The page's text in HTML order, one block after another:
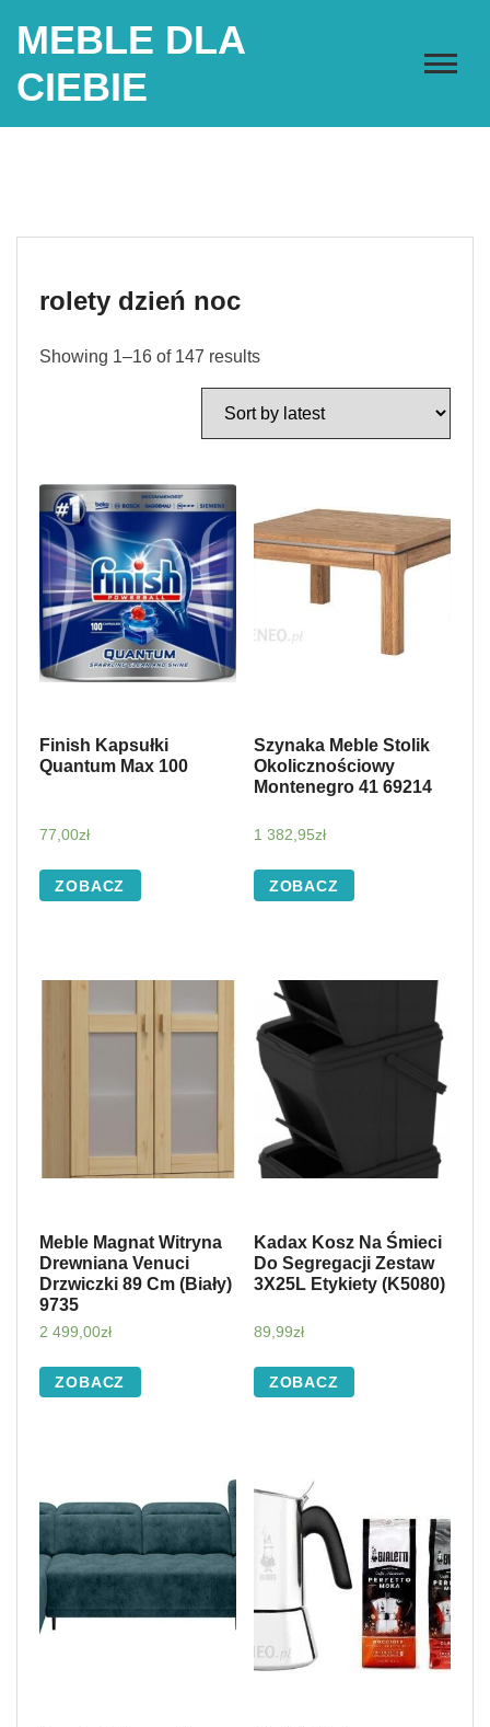
MEBLE DLA
CIEBIE
rolety dzień noc
Showing 1–16 of 147 results
Finish Kapsułki
Quantum Max 100
77,00zł
ZOBACZ
Szynaka Meble Stolik
Okolicznościowy
Montenegro 41 69214
1 382,95zł
ZOBACZ
Meble Magnat Witryna
Drewniana Venuci
Drzwiczki 89 Cm (Biały)
9735
2 499,00zł
ZOBACZ
Kadax Kosz Na Śmieci
Do Segregacji Zestaw
3X25L Etykiety (K5080)
89,99zł
ZOBACZ